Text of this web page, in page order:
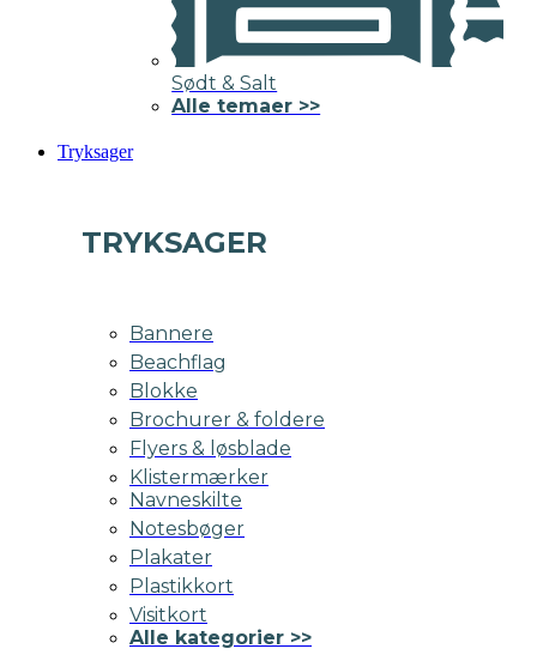
Sødt & Salt
Alle temaer >>
Tryksager
TRYKSAGER
Bannere
Beachflag
Blokke
Brochurer & foldere
Flyers & løsblade
Klistermærker
Navneskilte
Notesbøger
Plakater
Plastikkort
Visitkort
Alle kategorier >>